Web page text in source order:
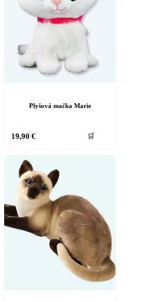
Plyšová mačka Marie
19,90 € 🛒